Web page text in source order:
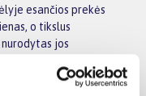
esančios prekės
o tikslus
jos
per nurodytą